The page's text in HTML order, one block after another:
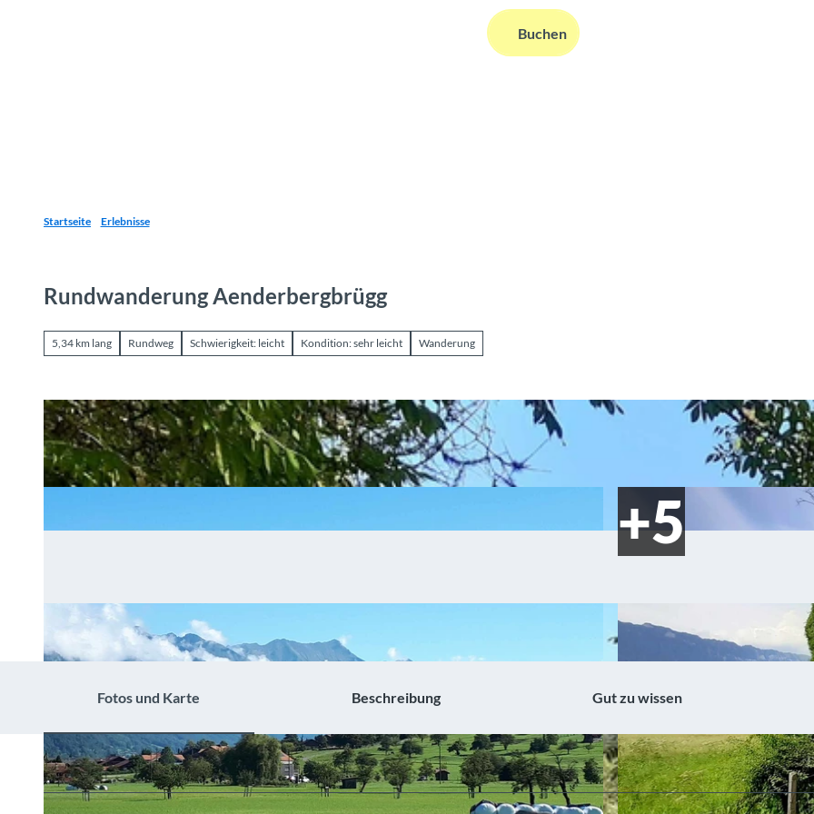
Informationen
Suche Buchen
Startseite Erlebnisse
Rundwanderung Aenderbergbrügg
5,34 km lang Rundweg Schwierigkeit: leicht Kondition: sehr leicht Wanderung
Fotos und Karte Beschreibung Gut zu wissen